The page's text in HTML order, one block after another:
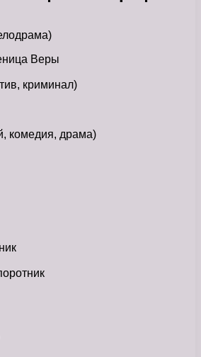
Веры
криминал)
комедия, драма)